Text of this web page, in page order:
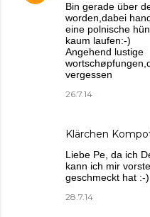
Bin gerade über
worden,dabei
eine polnische
kaum laufen:-)
Angehend lustige
vergessen
26.7.14
Klärchen
Liebe Pe, da ich
kann ich mir
geschmeckt hat :-)
28.7.14